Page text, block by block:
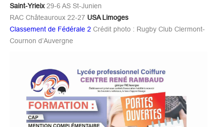
Saint-Yrieix29-6 AS St-Junien
RAC Châteauroux 22-27 USA Limoges
Classement de Fédérale 2 Crédit photo : Rugby Club Clermont-
Cournon d’Auvergne